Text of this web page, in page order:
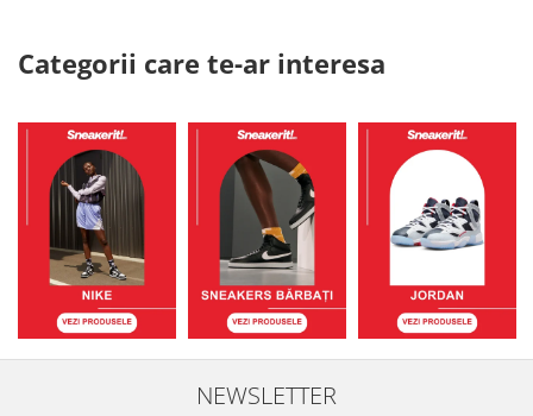
Categorii care te-ar interesa
NEWSLETTER